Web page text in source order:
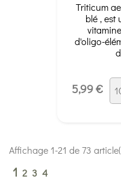
Triticum
blé , est
d'oligo-
5,99 €
Affichage 1-21 de 73
1 2 3 4